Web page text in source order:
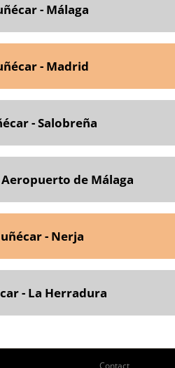
- Málaga
- Madrid
- Salobreña
de Málaga
- Nerja
- La Herradura
Contact